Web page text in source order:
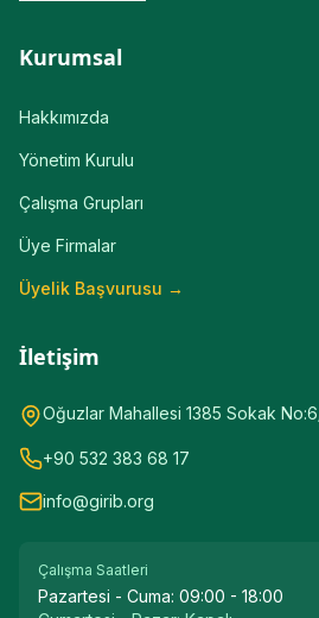
Kurumsal
Hakkımızda
Yönetim Kurulu
Çalışma Grupları
Üye Firmalar
Üyelik Başvurusu →
İletişim
Oğuzlar Mahallesi 1385 Sokak
+90 532 383 68 17
info@girib.org
Çalışma Saatleri
Pazartesi - Cuma: 09:00 - 18:00